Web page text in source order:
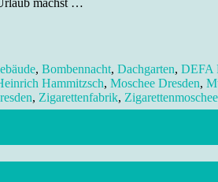
machst …
, Bombennacht, Dachgarten, DEFA
Hammitzsch, Moschee Dresden,
, Zigarettenfabrik, Zigarettenmoschee